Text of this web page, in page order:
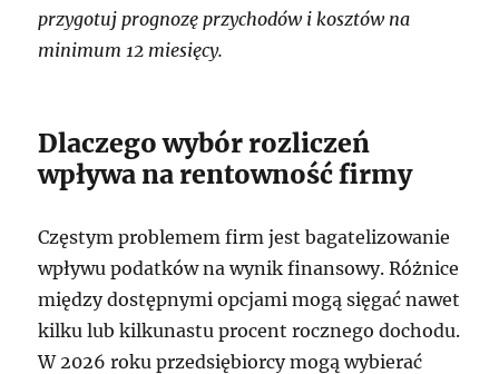
przygotuj prognozę przychodów i kosztów na
minimum 12 miesięcy.
Dlaczego wybór rozliczeń
wpływa na rentowność firmy
Częstym problemem firm jest bagatelizowanie
wpływu podatków na wynik finansowy. Różnice
między dostępnymi opcjami mogą sięgać nawet
kilku lub kilkunastu procent rocznego dochodu.
W 2026 roku przedsiębiorcy mogą wybierać